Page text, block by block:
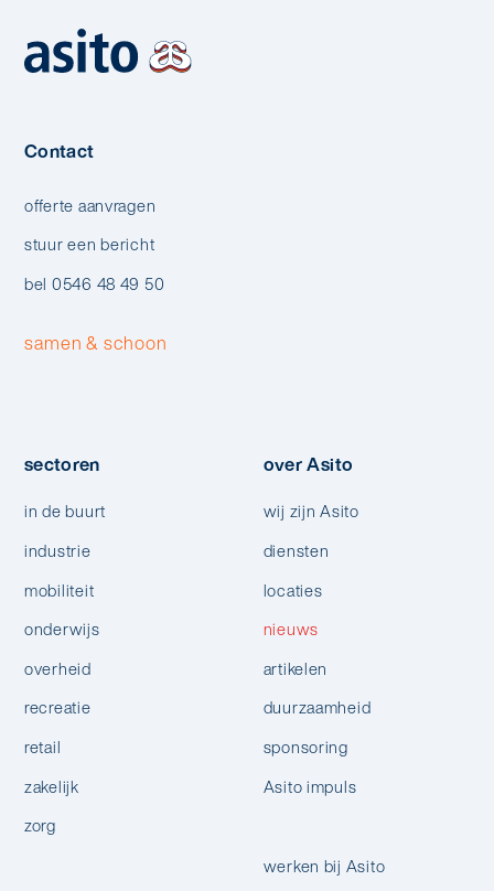
Contact
offerte aanvragen
stuur een bericht
bel 0546 48 49 50
samen & schoon
sectoren
in de buurt
industrie
mobiliteit
onderwijs
overheid
recreatie
retail
zakelijk
zorg
over Asito
wij zijn Asito
diensten
locaties
nieuws
artikelen
duurzaamheid
sponsoring
Asito impuls
werken bij Asito